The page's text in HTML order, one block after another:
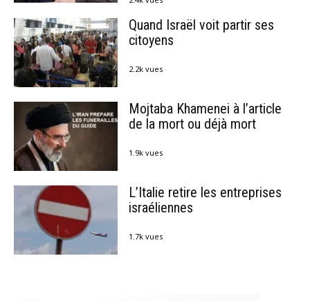
Quand Israël voit partir ses
citoyens
2.2k vues
Mojtaba Khamenei à l’article
de la mort ou déjà mort
1.9k vues
L’Italie retire les entreprises
israéliennes
1.7k vues